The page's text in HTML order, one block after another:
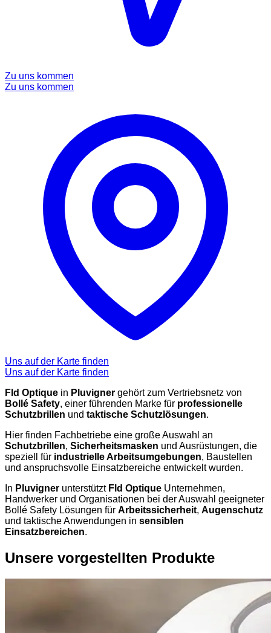
Zu uns kommen
Zu uns kommen
Uns auf der Karte finden
Uns auf der Karte finden
Fld Optique in Pluvigner gehört zum Vertriebsnetz von
Bollé Safety, einer führenden Marke für professionelle
Schutzbrillen und taktische Schutzlösungen.
Hier finden Fachbetriebe eine große Auswahl an
Schutzbrillen, Sicherheitsmasken und Ausrüstungen, die
speziell für industrielle Arbeitsumgebungen, Baustellen
und anspruchsvolle Einsatzbereiche entwickelt wurden.
In Pluvigner unterstützt Fld Optique Unternehmen,
Handwerker und Organisationen bei der Auswahl geeigneter
Bollé Safety Lösungen für Arbeitssicherheit, Augenschutz
und taktische Anwendungen in sensiblen
Einsatzbereichen.
Unsere vorgestellten Produkte